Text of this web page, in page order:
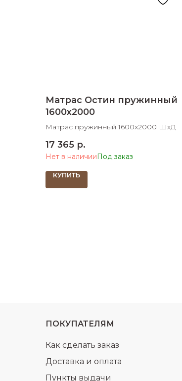
Матрас Остин пружинный
1600х2000
Матрас пружинный 1600х2000 ШхД
17 365 р.
Нет в наличии
КУПИТЬ
ПОКУПАТЕЛЯМ
Доставка и оплата
Пункты выдачи
Как сделать заказ